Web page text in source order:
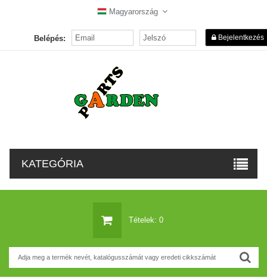
Magyarország
Belépés: Bejelentkezés
KATEGÓRIA
Tételek: 0